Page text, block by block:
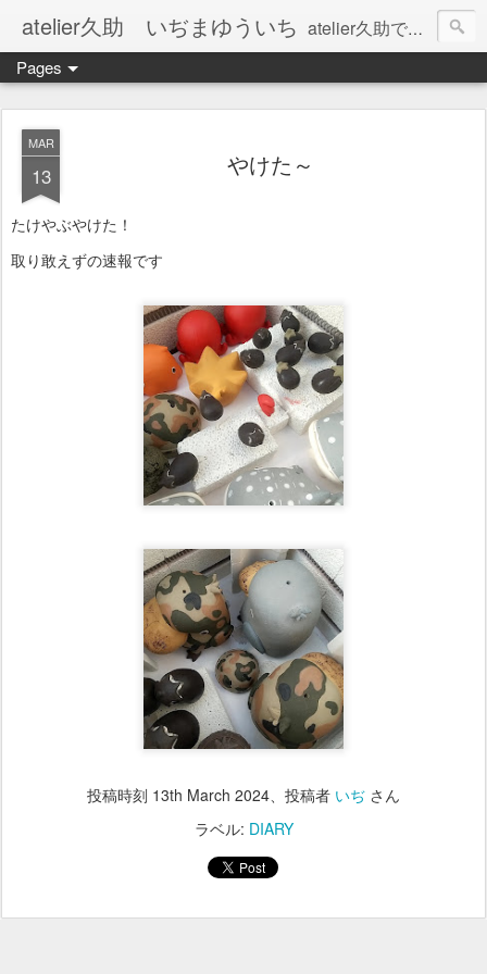
atelier久助 いぢまゆういち atelier久助では土と火から暖かなモノたちを生み出しています。 ご覧になられた方が和んで頂ければ幸いです。
Pages
MAR
13 やけた～
たけやぶやけた！
取り敢えずの速報です
投稿時刻 13th March 2024、投稿者 いぢ さん
ラベル: DIARY